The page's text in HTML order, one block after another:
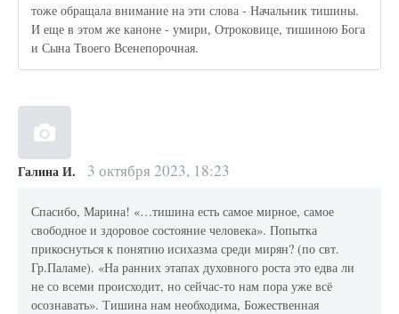
тоже обращала внимание на эти слова - Начальник тишины.
И еще в этом же каноне - умири, Отроковице, тишиною Бога
и Сына Твоего Всенепорочная.
Галина И. 3 октября 2023, 18:23
Спасибо, Марина! «…тишина есть самое мирное, самое
свободное и здоровое состояние человека». Попытка
прикоснуться к понятию исихазма среди мирян? (по свт.
Гр.Паламе). «На ранних этапах духовного роста это едва ли
не со всеми происходит, но сейчас-то нам пора уже всё
осознавать». Тишина нам необходима, Божественная